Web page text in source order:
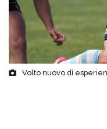
Volto nuovo dí